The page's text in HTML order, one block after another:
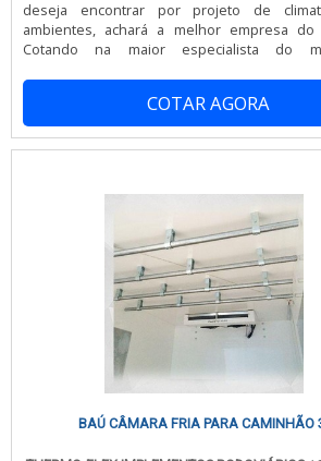
Sempre de olho no mercado, traz
como projetos de refrigeração e
de câmaras frigoríficas com ótima
precisão.Se diferenciando dentro de seu
empresa consegue também
atendimento cuidadoso e que busca a
cliente Casqueiro e Souza,
deseja encontrar por projeto de
ambientes, achará a melhor empresa do
Cotando na maior especialista do
ramo.Quando o tema é projeto de
ambientes, com os melhores profissionais da
e Souza conseguirá precisão em
serviços.ALGUNS DETALHES SOBRE
energia em criar aos parceiros uma
escritório de alta qualidade; projetos bem
excelente custo-benefício.Discorrendo
projetos de climatização de ambientes, na
empresa, a mesma deve prezar pelos
serviços com ótima qualidade e
importantes que ficam de fora no
empresas que visam apenas o lucro,
nos outros fatores.Tudo isso e muito
quando se trata de empresas do segmento
COTAR AGORA
BAÚ CÂMARA FRIA PARA CAMINHÃO